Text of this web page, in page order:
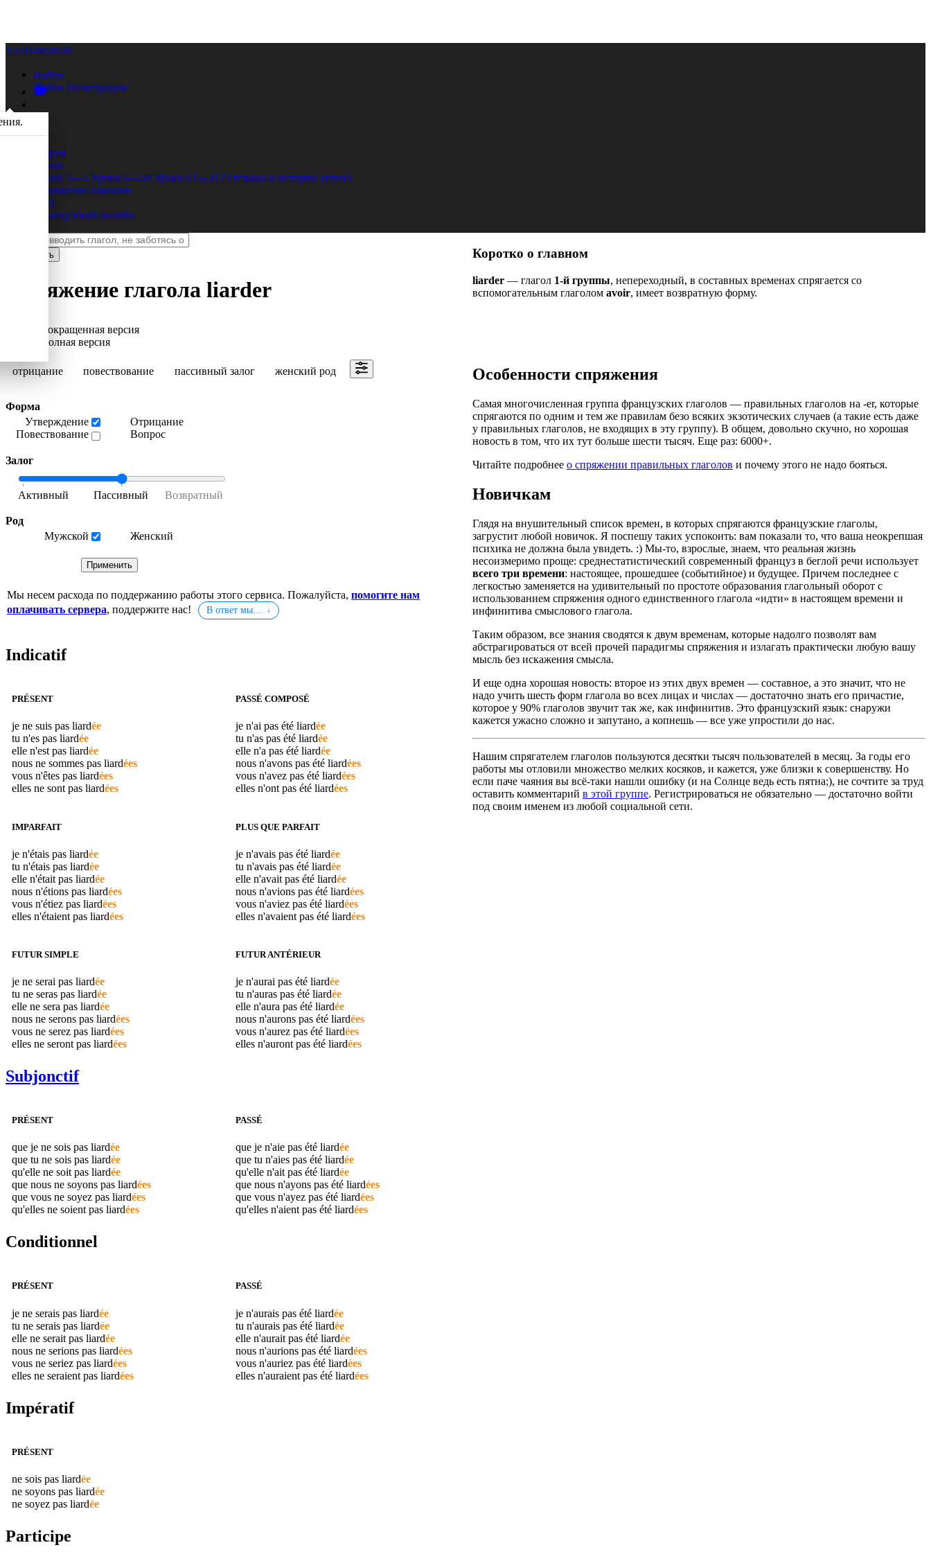
Le-Francais.ru
Войти
Войти Регистрация
Форум
Уроки
Уроки 1—5 Уроки 6—59 Уроки 61—312 Отзывы и истории успеха
Спряжение глаголов
FAQ
Французский онлайн
Спряжение глагола liarder
Сокращенная версия
Полная версия
отрицание повествование пассивный залог женский род
Форма
Утверждение
Повествование
Отрицание
Вопрос
Залог
Род
Мужской
Женский
Мы несем расхода по поддержанию работы этого сервиса. Пожалуйста, помогите нам
оплачивать сервера, поддержите нас! В ответ мы…
Indicatif
PRÉSENT
je ne suis pas liardée
tu n'es pas liardée
elle n'est pas liardée
nous ne sommes pas liardées
vous n'êtes pas liardées
elles ne sont pas liardées
PASSÉ COMPOSÉ
je n'ai pas été liardée
tu n'as pas été liardée
elle n'a pas été liardée
nous n'avons pas été liardées
vous n'avez pas été liardées
elles n'ont pas été liardées
IMPARFAIT
je n'étais pas liardée
tu n'étais pas liardée
elle n'était pas liardée
nous n'étions pas liardées
vous n'étiez pas liardées
elles n'étaient pas liardées
PLUS QUE PARFAIT
je n'avais pas été liardée
tu n'avais pas été liardée
elle n'avait pas été liardée
nous n'avions pas été liardées
vous n'aviez pas été liardées
elles n'avaient pas été liardées
FUTUR SIMPLE
je ne serai pas liardée
tu ne seras pas liardée
elle ne sera pas liardée
nous ne serons pas liardées
vous ne serez pas liardées
elles ne seront pas liardées
FUTUR ANTÉRIEUR
je n'aurai pas été liardée
tu n'auras pas été liardée
elle n'aura pas été liardée
nous n'aurons pas été liardées
vous n'aurez pas été liardées
elles n'auront pas été liardées
Subjonctif
PRÉSENT
que je ne sois pas liardée
que tu ne sois pas liardée
qu'elle ne soit pas liardée
que nous ne soyons pas liardées
que vous ne soyez pas liardées
qu'elles ne soient pas liardées
PASSÉ
que je n'aie pas été liardée
que tu n'aies pas été liardée
qu'elle n'ait pas été liardée
que nous n'ayons pas été liardées
que vous n'ayez pas été liardées
qu'elles n'aient pas été liardées
Conditionnel
PRÉSENT
je ne serais pas liardée
tu ne serais pas liardée
elle ne serait pas liardée
nous ne serions pas liardées
vous ne seriez pas liardées
elles ne seraient pas liardées
PASSÉ
je n'aurais pas été liardée
tu n'aurais pas été liardée
elle n'aurait pas été liardée
nous n'aurions pas été liardées
vous n'auriez pas été liardées
elles n'auraient pas été liardées
Impératif
PRÉSENT
ne sois pas liardée
ne soyons pas liardée
ne soyez pas liardée
Participe
Коротко о главном
liarder — глагол 1-й группы, непереходный, в составных временах спрягается со
вспомогательным глаголом avoir, имеет возвратную форму.
Особенности спряжения
Самая многочисленная группа французских глаголов — правильных глаголов на -er, которые
спрягаются по одним и тем же правилам безо всяких экзотических случаев (а такие есть даже
у правильных глаголов, не входящих в эту группу). В общем, довольно скучно, но хорошая
новость в том, что их тут больше шести тысяч. Еще раз: 6000+.
Читайте подробнее о спряжении правильных глаголов и почему этого не надо бояться.
Новичкам
Глядя на внушительный список времен, в которых спрягаются французские глаголы,
загрустит любой новичок. Я поспешу таких успокоить: вам показали то, что ваша неокрепшая
психика не должна была увидеть. :) Мы-то, взрослые, знаем, что реальная жизнь
несоизмеримо проще: среднестатистический современный француз в беглой речи использует
всего три времени: настоящее, прошедшее (событийное) и будущее. Причем последнее с
легкостью заменяется на удивительный по простоте образования глагольный оборот с
использованием спряжения одного единственного глагола «идти» в настоящем времени и
инфинитива смыслового глагола.
Таким образом, все знания сводятся к двум временам, которые надолго позволят вам
абстрагироваться от всей прочей парадигмы спряжения и излагать практически любую вашу
мысль без искажения смысла.
И еще одна хорошая новость: второе из этих двух времен — составное, а это значит, что не
надо учить шесть форм глагола во всех лицах и числах — достаточно знать его причастие,
которое у 90% глаголов звучит так же, как инфинитив. Это французский язык: снаружи
кажется ужасно сложно и запутано, а копнешь — все уже упростили до нас.
Нашим спрягателем глаголов пользуются десятки тысяч пользователей в месяц. За годы его
работы мы отловили множество мелких косяков, и кажется, уже близки к совершенству. Но
если паче чаяния вы всё-таки нашли ошибку (и на Солнце ведь есть пятна;), не сочтите за труд
оставить комментарий в этой группе. Регистрироваться не обязательно — достаточно войти
под своим именем из любой социальной сети.